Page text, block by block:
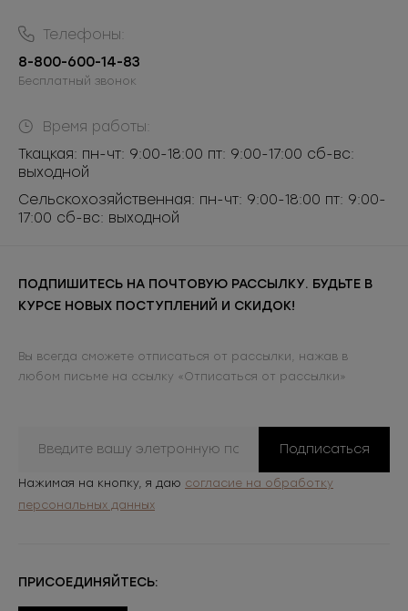
Телефоны:
8-800-600-14-83
Бесплатный звонок
Время работы:
Ткацкая: пн-чт: 9:00-18:00 пт: 9:00-17:00 сб-вс:
выходной
Сельскохозяйственная: пн-чт: 9:00-18:00 пт: 9:00-
17:00 сб-вс: выходной
ПОДПИШИТЕСЬ НА ПОЧТОВУЮ РАССЫЛКУ. БУДЬТЕ В
КУРСЕ НОВЫХ ПОСТУПЛЕНИЙ И СКИДОК!
Вы всегда сможете отписаться от рассылки, нажав в
любом письме на ссылку «Отписаться от рассылки»
Подписаться
Нажимая на кнопку, я даю согласие на обработку
персональных данных
ПРИСОЕДИНЯЙТЕСЬ: